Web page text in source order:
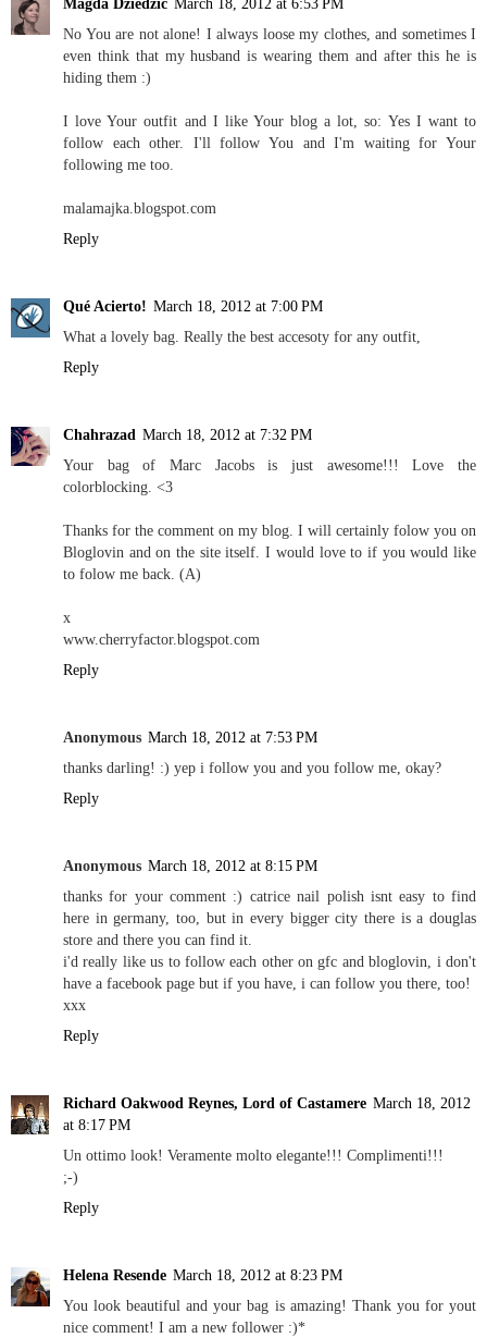
Magda Dziedzic March 18, 2012 at 6:53 PM
No You are not alone! I always loose my clothes, and sometimes I
even think that my husband is wearing them and after this he is
hiding them :)
I love Your outfit and I like Your blog a lot, so: Yes I want to
follow each other. I'll follow You and I'm waiting for Your
following me too.
malamajka.blogspot.com
Reply
Qué Acierto! March 18, 2012 at 7:00 PM
What a lovely bag. Really the best accesoty for any outfit,
Reply
Chahrazad March 18, 2012 at 7:32 PM
Your bag of Marc Jacobs is just awesome!!! Love the
colorblocking. <3
Thanks for the comment on my blog. I will certainly folow you on
Bloglovin and on the site itself. I would love to if you would like
to folow me back. (A)
x
www.cherryfactor.blogspot.com
Reply
Anonymous March 18, 2012 at 7:53 PM
thanks darling! :) yep i follow you and you follow me, okay?
Reply
Anonymous March 18, 2012 at 8:15 PM
thanks for your comment :) catrice nail polish isnt easy to find
here in germany, too, but in every bigger city there is a douglas
store and there you can find it.
i'd really like us to follow each other on gfc and bloglovin, i don't
have a facebook page but if you have, i can follow you there, too!
xxx
Reply
Richard Oakwood Reynes, Lord of Castamere March 18, 2012
at 8:17 PM
Un ottimo look! Veramente molto elegante!!! Complimenti!!!
;-)
Reply
Helena Resende March 18, 2012 at 8:23 PM
You look beautiful and your bag is amazing! Thank you for yout
nice comment! I am a new follower :)*